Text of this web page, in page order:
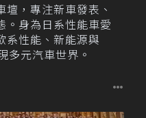
壇，專注新車發表、
。身為日系性能車愛
系性能、新能源與
多元汽車世界。